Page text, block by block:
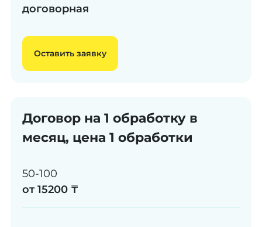
договорная
Оставить заявку
Договор на 1 обработку в
месяц, цена 1 обработки
50-100
от 15200 ₸